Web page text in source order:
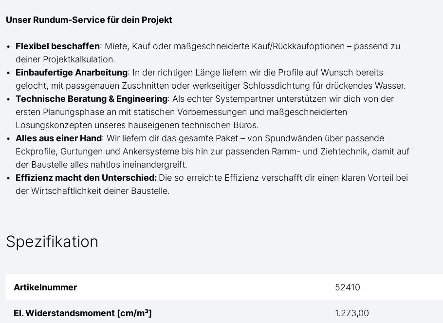
Unser Rundum-Service für dein Projekt
Flexibel beschaffen: Miete, Kauf oder maßgeschneiderte Kauf/Rückkaufoptionen – passend zu
deiner Projektkalkulation.
Einbaufertige Anarbeitung: In der richtigen Länge liefern wir die Profile auf Wunsch bereits
gelocht, mit passgenauen Zuschnitten oder werkseitiger Schlossdichtung für drückendes Wasser.
Technische Beratung & Engineering: Als echter Systempartner unterstützen wir dich von der
ersten Planungsphase an mit statischen Vorbemessungen und maßgeschneiderten
Lösungskonzepten unseres hauseigenen technischen Büros.
Alles aus einer Hand: Wir liefern dir das gesamte Paket – von Spundwänden über passende
Eckprofile, Gurtungen und Ankersysteme bis hin zur passenden Ramm- und Ziehtechnik, damit auf
der Baustelle alles nahtlos ineinandergreift.
Effizienz macht den Unterschied: Die so erreichte Effizienz verschafft dir einen klaren Vorteil bei
der Wirtschaftlichkeit deiner Baustelle.
Spezifikation
Artikelnummer 52410
El. Widerstandsmoment [cm/m³] 1.273,00